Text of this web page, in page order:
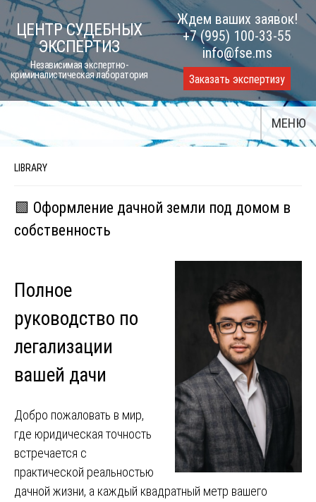
Skip
to
content
ЦЕНТР СУДЕБНЫХ
ЭКСПЕРТИЗ
Независимая экспертно-
криминалистическая лаборатория
Ждем ваших заявок!
+7 (995) 100-33-55
info@fse.ms
Заказать экспертизу
МЕНЮ
LIBRARY
🟩 Оформление дачной земли под домом в
собственность
Полное
руководство по
легализации
вашей дачи
Добро пожаловать в мир,
где юридическая точность
встречается с
практической реальностью
дачной жизни, а каждый квадратный метр вашего